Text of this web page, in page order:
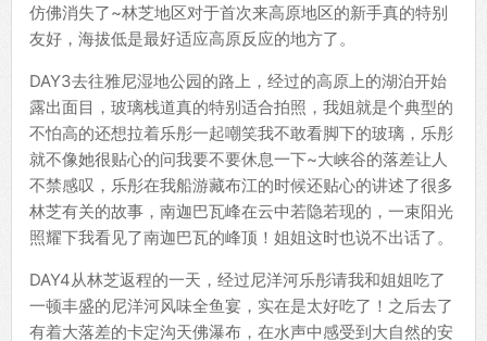
仿佛消失了~林芝地区对于首次来高原地区的新手真的特别
友好，海拔低是最好适应高原反应的地方了。
DAY3去往雅尼湿地公园的路上，经过的高原上的湖泊开始
露出面目，玻璃栈道真的特别适合拍照，我姐就是个典型的
不怕高的还想拉着乐彤一起嘲笑我不敢看脚下的玻璃，乐彤
就不像她很贴心的问我要不要休息一下~大峡谷的落差让人
不禁感叹，乐彤在我船游藏布江的时候还贴心的讲述了很多
林芝有关的故事，南迦巴瓦峰在云中若隐若现的，一束阳光
照耀下我看见了南迦巴瓦的峰顶！姐姐这时也说不出话了。
DAY4从林芝返程的一天，经过尼洋河乐彤请我和姐姐吃了
一顿丰盛的尼洋河风味全鱼宴，实在是太好吃了！之后去了
有着大落差的卡定沟天佛瀑布，在水声中感受到大自然的安